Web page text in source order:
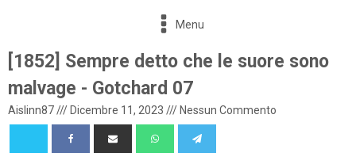
Menu
[1852] Sempre detto che le suore sono
malvage - Gotchard 07
Aislinn87/// Dicembre 11, 2023 /// Nessun Commento